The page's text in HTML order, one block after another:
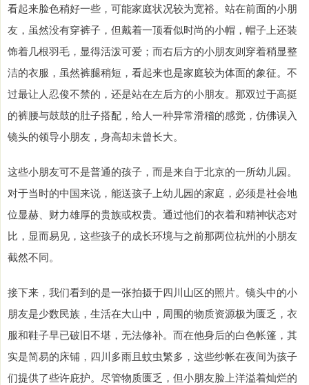
看起来脸色稍好一些，可能家庭状况较为宽裕。站在前面的小朋
友，虽然没有穿裤子，但戴着一顶看似时尚的小帽，帽子上还装
饰着几根羽毛，显得活泼可爱；而右后方的小朋友则穿着稍显整
洁的衣服，虽然裤腿稍短，看起来也是家庭较为体面的象征。不
过最让人忍俊不禁的，还是站在左后方的小朋友。那双过于高挺
的裤腰与鼓鼓的肚子搭配，给人一种异常滑稽的感觉，仿佛误入
镜头的领导小朋友，身高却未曾长大。
这些小朋友可不是普通的孩子，而是来自于北京的一所幼儿园。
对于当时的中国来说，能送孩子上幼儿园的家庭，必须是社会地
位显赫、财力雄厚的贵族或权贵。通过他们的衣着和精神状态对
比，显而易见，这些孩子的成长环境与之前那两位杭州的小朋友
截然不同。
接下来，我们看到的是一张拍摄于四川山区的照片。镜头中的小
朋友是少数民族，生活在大山中，周围的物质资源极为匮乏，衣
服和鞋子早已破旧不堪，无法修补。而在他身后的白色帐篷，其
实是简易的床铺，四川多雨且蚊虫繁多，这些纱帐在夜间为孩子
们提供了些许庇护。尽管物质匮乏，但小朋友脸上洋溢着灿烂的